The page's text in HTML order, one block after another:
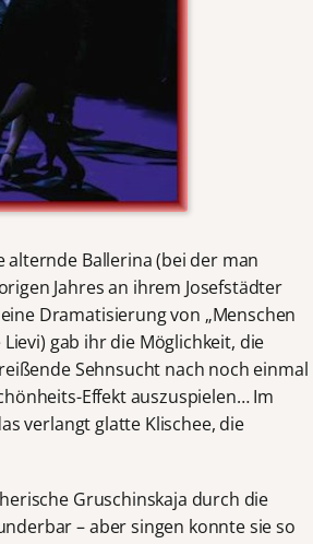
alternde Ballerina (bei der man
Jahres an ihrem Josefstädter
Dramatisierung von „Menschen
gab ihr die Möglichkeit, die
Sehnsucht nach noch einmal
Effekt auszuspielen… Im
verlangt glatte Klischee, die
Gruschinskaja durch die
– aber singen konnte sie so